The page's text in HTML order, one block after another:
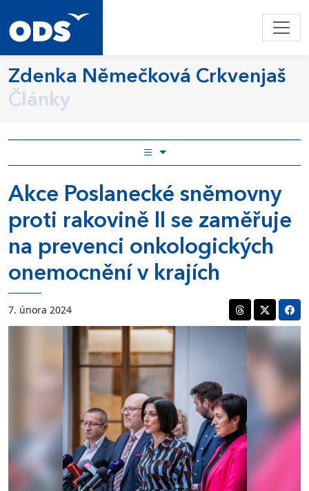
Zdenka Němečková Crkvenjaš
Články
Akce Poslanecké sněmovny
proti rakovině II se zaměřuje
na prevenci onkologických
onemocnění v krajích
7. února 2024